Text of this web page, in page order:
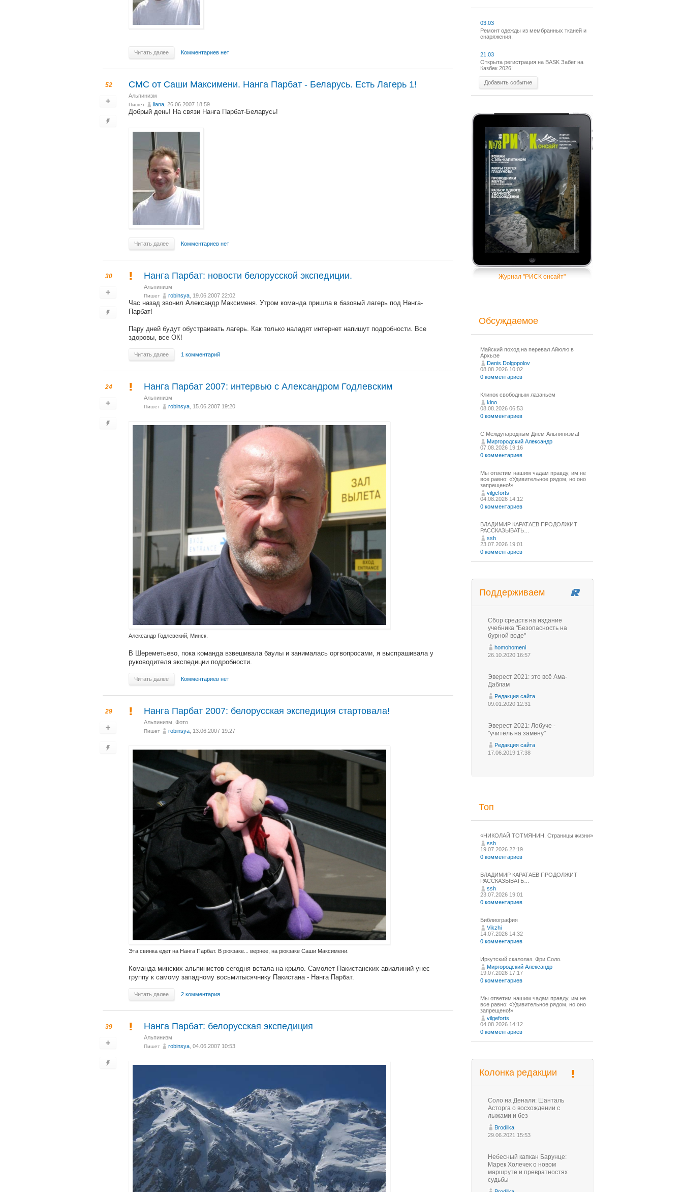
Читать далее Комментариев нет
52 СМС от Саши Максимени. Нанга Парбат - Беларусь. Есть Лагерь 1!
Альпинизм
Пишет liana , 26.06.2007 18:59
Добрый день! На связи Нанга Парбат-Беларусь!
Читать далее Комментариев нет
30 Нанга Парбат: новости белорусской экспедиции.
Альпинизм
Пишет robinsya , 19.06.2007 22:02
Час назад звонил Александр Максименя. Утром команда пришла в базовый лагерь под Нанга-
Парбат!
Пару дней будут обустраивать лагерь. Как только наладят интернет напишут подробности. Все
здоровы, все ОК!
Читать далее 1 комментарий
24 Нанга Парбат 2007: интервью с Александром Годлевским
Альпинизм
Пишет robinsya , 15.06.2007 19:20
Александр Годлевский, Минск.
В Шереметьево, пока команда взвешивала баулы и занималась оргвопросами, я выспрашивала у
руководителя экспедиции подробности.
Читать далее Комментариев нет
29 Нанга Парбат 2007: белорусская экспедиция стартовала!
Альпинизм Фото
Пишет robinsya , 13.06.2007 19:27
Эта свинка едет на Нанга Парбат. В рюкзаке... вернее, на рюкзаке Саши Максимени.
Команда минских альпинистов сегодня встала на крыло. Самолет Пакистанских авиалиний унес
группу к самому западному восьмитысячнику Пакистана - Нанга Парбат.
Читать далее 2 комментария
39 Нанга Парбат: белорусская экспедиция
Альпинизм
Пишет robinsya , 04.06.2007 10:53
03.03
Ремонт одежды из мембранных тканей и
снаряжения.
21.03
Открыта регистрация на BASK Забег на
Казбек 2026!
Добавить событие
Журнал "РИСК онсайт"
Обсуждаемое
Майский поход на перевал Айюлю в
Архызе
Denis.Dolgopolov
08.08.2026 10:02
0 комментариев
Клинок свободным лазаньем
kino
08.08.2026 06:53
0 комментариев
С Международным Днем Альпинизма!⁠
Миргородский Александр
07.08.2026 19:16
0 комментариев
Мы ответим нашим чадам правду, им не
все равно: «Удивительное рядом, но оно
запрещено!»
vilgeforts
04.08.2026 14:12
0 комментариев
ВЛАДИМИР КАРАТАЕВ ПРОДОЛЖИТ
РАССКАЗЫВАТЬ…
ssh
23.07.2026 19:01
0 комментариев
Поддерживаем
Сбор средств на издание
учебника "Безопасность на
бурной воде"
homohomeni
26.10.2020 16:57
Эверест 2021: это всё Ама-
Даблам
Редакция сайта
09.01.2020 12:31
Эверест 2021: Лобуче -
"учитель на замену"
Редакция сайта
17.06.2019 17:38
Топ
«НИКОЛАЙ ТОТМЯНИН. Страницы жизни»
ssh
19.07.2026 22:19
0 комментариев
ВЛАДИМИР КАРАТАЕВ ПРОДОЛЖИТ
РАССКАЗЫВАТЬ…
ssh
23.07.2026 19:01
0 комментариев
Библиография
Vikzhi
14.07.2026 14:32
0 комментариев
Иркутский скалолаз. Фри Соло.
Миргородский Александр
19.07.2026 17:17
0 комментариев
Мы ответим нашим чадам правду, им не
все равно: «Удивительное рядом, но оно
запрещено!»
vilgeforts
04.08.2026 14:12
0 комментариев
Колонка редакции
Соло на Денали: Шанталь
Асторга о восхождении с
лыжами и без
Brodilka
29.06.2021 15:53
Небесный капкан Барунце:
Марек Холечек о новом
маршруте и превратностях
судьбы